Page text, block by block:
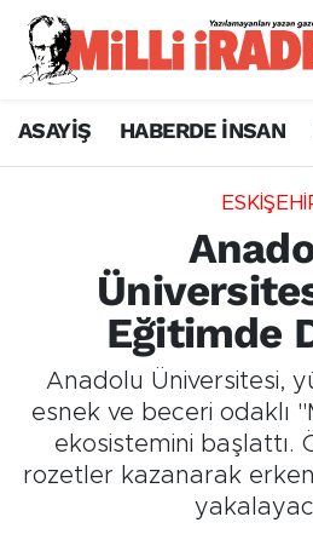
ASAYİŞ HABERDE İNSAN
Eğitimde
Anadolu Üniversitesi,
esnek ve beceri odaklı
ekosistemini başlattı.
rozetler kazanarak